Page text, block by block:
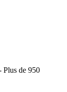
Plus de 950